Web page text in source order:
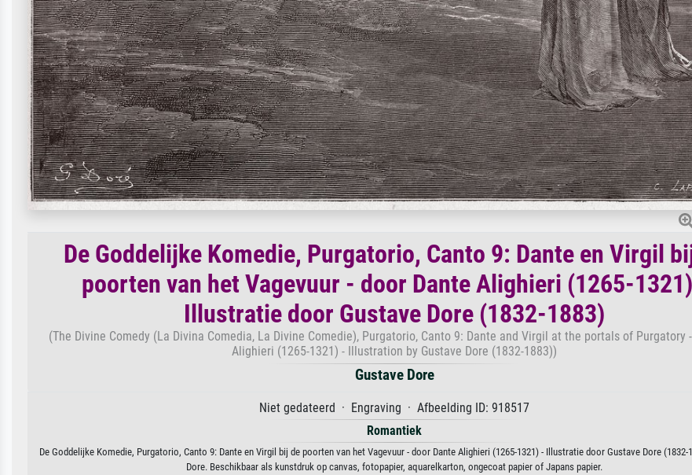
De Goddelijke Komedie, Purgatorio, Canto 9: Dante en Virgil
poorten van het Vagevuur - door Dante Alighieri (1265-
Illustratie door Gustave Dore (1832-1883)
(The Divine Comedy (La Divina Comedia, La Divine Comedie), Purgatorio, Canto 9: Dante and Virgil at the portals of Purgatory
Alighieri (1265-1321) - Illustration by Gustave Dore (1832-1883))
Gustave Dore
Niet gedateerd · Engraving · Afbeelding ID: 918517
Romantiek
De Goddelijke Komedie, Purgatorio, Canto 9: Dante en Virgil bij de poorten van het Vagevuur - door Dante Alighieri (1265-1321) - Illustratie door Gustave Dore (1832-
Dore. Beschikbaar als kunstdruk op canvas, fotopapier, aquarelkarton, ongecoat papier of Japans papier.